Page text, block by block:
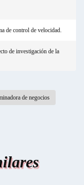
de control de velocidad.
de investigación de la
de negocios